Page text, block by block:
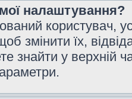
налаштування?
користувач,
змінити їх,
знайти у верхній